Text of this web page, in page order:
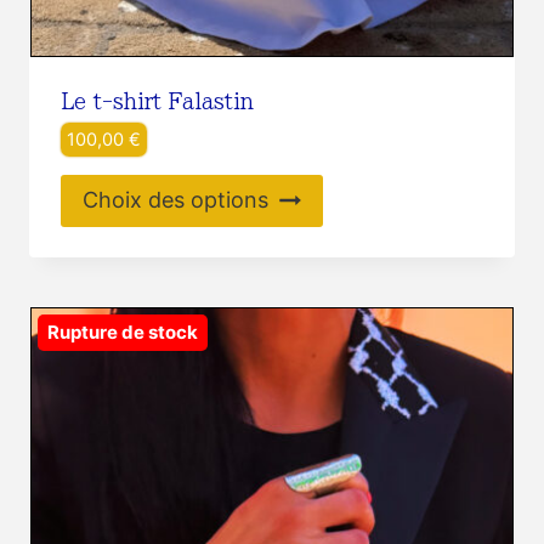
Le t-shirt Falastin
100,00 €
Choix des options
produit
variations.
Les
options
peuvent
être
choisies
sur
Rupture de stock